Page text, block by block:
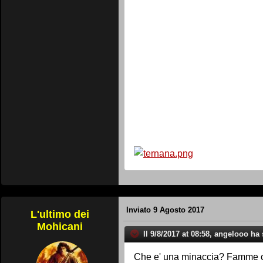
L'ultimo dei
Mohicani
Inviato 9 Agosto 2017
Il 9/8/2017 at 08:58, angelooo
Che e' una minaccia? Famme